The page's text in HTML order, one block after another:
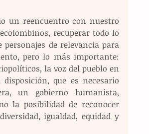
un reencuentro con nuestro
recuperar todo lo
de relevancia para
pero lo más importante:
la voz del pueblo en
que es necesario
un gobierno humanista,
la posibilidad de reconocer
igualdad, equidad y